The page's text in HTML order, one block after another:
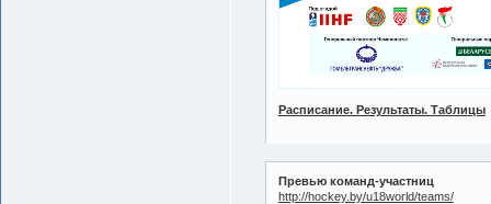
Расписание. Результаты. Таблицы
Превью команд-участниц
http://hockey.by/u18world/teams/